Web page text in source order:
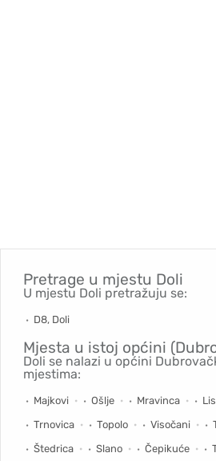
Pretrage u mjestu Doli
U mjestu Doli pretražuju se:
D8, Doli
Mjesta u istoj općini
Doli se nalazi u općini
mjestima:
Majkovi Ošlje Mravinca
Trnovica
Topolo Visočani
Štedrica
Slano Čepikuće